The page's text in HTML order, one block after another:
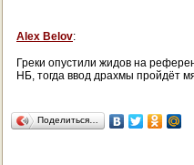
Alex Belov:
Греки опустили жидов на
НБ, тогда ввод драхмы пройдёт
Поделиться…